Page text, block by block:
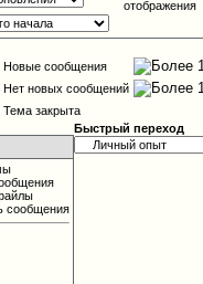
отображения
Новые сообщения
Нет новых сообщений
Тема закрыта
сообщения
Быстрый переход